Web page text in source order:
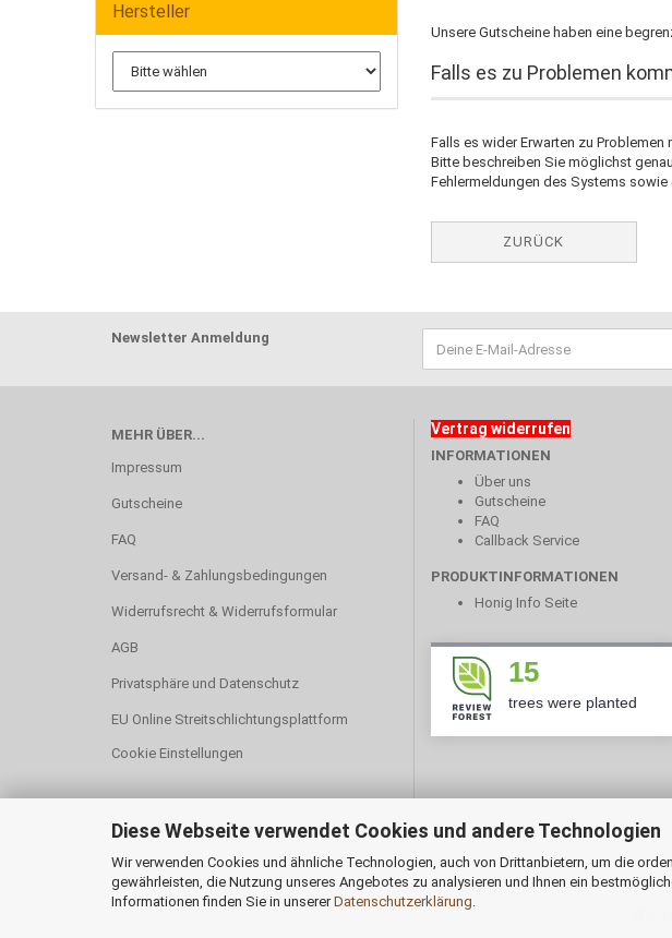
Diese Webseite verwendet Cookies und andere Technologien
Wir verwenden Cookies und ähnliche Technologien, auch von Drittanbietern, um die
gewährleisten, die Nutzung unseres Angebotes zu analysieren und Ihnen ein
Informationen finden Sie in unsererDatenschutzerklärung.
Unsere Gutscheine haben eine
Falls es zu Problemen
Falls es wider Erwarten zu
Bitte beschreiben Sie möglichst
Fehlermeldungen des Systems sowie
ZURÜCK
Hersteller
Newsletter Anmeldung
MEHR ÜBER...
Impressum
Gutscheine
FAQ
Versand- & Zahlungsbedingungen
Widerrufsrecht & Widerrufsformular
AGB
Privatsphäre und Datenschutz
EU Online Streitschlichtungsplattform
Cookie Einstellungen
Vertrag widerrufen
INFORMATIONEN
Über uns
Gutscheine
FAQ
Callback Service
PRODUKTINFORMATIONEN
Honig Info Seite
15
trees were planted